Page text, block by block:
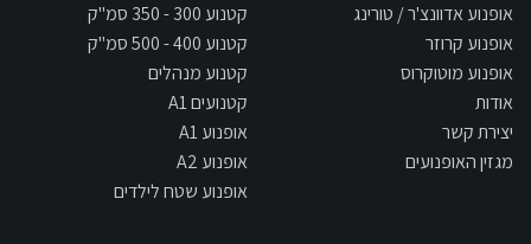
אופנוע אדוונצ'ר / טורינג
אופנוע קרוזר
אופנוע מוטוקרוס
אודות
יצירת קשר
מגזין האופנועים
קטנוע 300 - 350 סמ"ק
קטנוע 400 - 500 סמ"ק
קטנוע מנהלים
קטנועים A1
אופנוע A1
אופנוע A2
אופנוע שטח לילדים